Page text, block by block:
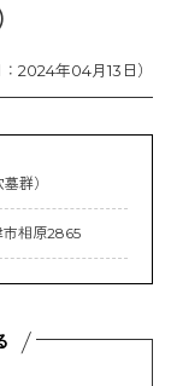
2024年04月13日）
群）
相原2865